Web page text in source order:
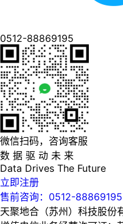
0512-88869195
微信扫码，咨询客服
数 据 驱 动 未 来
Data Drives The Future
立即注册
售前咨询：0512-88869195
天聚地合（苏州）科技股份